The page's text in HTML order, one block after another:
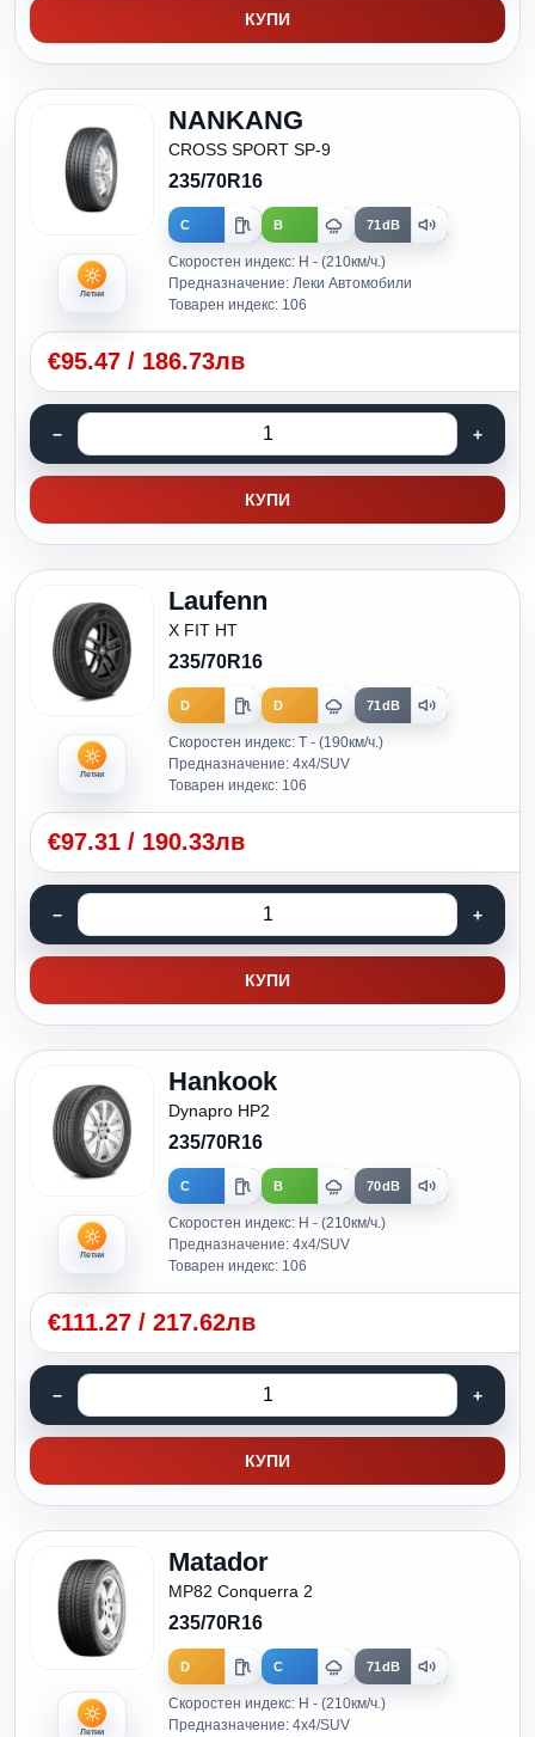
КУПИ
Летни
NANKANG
CROSS SPORT SP-9
235/70R16
C B 71dB
Скоростен индекс: H - (210км/ч.)
Предназначение: Леки Автомобили
Товарен индекс: 106
€95.47 / 186.73лв
КУПИ
Летни
Laufenn
X FIT HT
235/70R16
D D 71dB
Скоростен индекс: T - (190км/ч.)
Предназначение: 4x4/SUV
Товарен индекс: 106
€97.31 / 190.33лв
КУПИ
Летни
Hankook
Dynapro HP2
235/70R16
C B 70dB
Скоростен индекс: H - (210км/ч.)
Предназначение: 4x4/SUV
Товарен индекс: 106
€111.27 / 217.62лв
КУПИ
Летни
Matador
MP82 Conquerra 2
235/70R16
D C 71dB
Скоростен индекс: H - (210км/ч.)
Предназначение: 4x4/SUV